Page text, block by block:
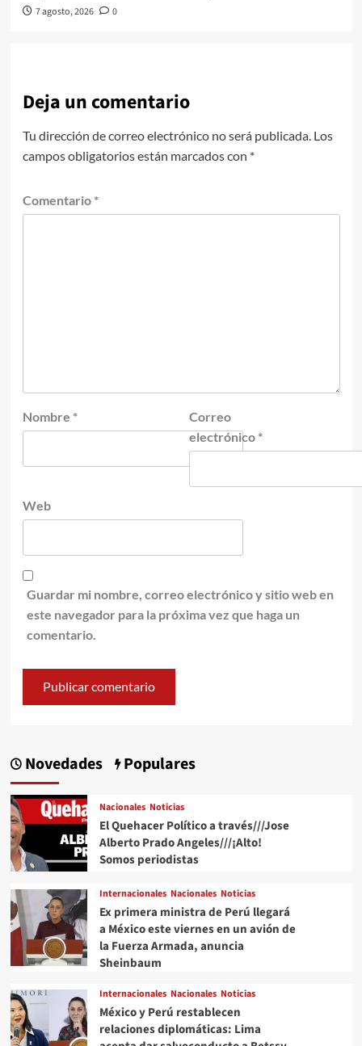
7 agosto, 2026 0
Deja un comentario
Tu dirección de correo electrónico no será publicada. Los
campos obligatorios están marcados con *
Comentario *
Nombre *
Correo
electrónico *
Web
Guardar mi nombre, correo electrónico y sitio web en
este navegador para la próxima vez que haga un
comentario.
Novedades Populares
Nacionales Noticias
El Quehacer Político a través///Jose
Alberto Prado Angeles///¡Alto!
Somos periodistas
Internacionales Nacionales Noticias
Ex primera ministra de Perú llegará
a México este viernes en un avión de
la Fuerza Armada, anuncia
Sheinbaum
Internacionales Nacionales Noticias
México y Perú restablecen
relaciones diplomáticas: Lima